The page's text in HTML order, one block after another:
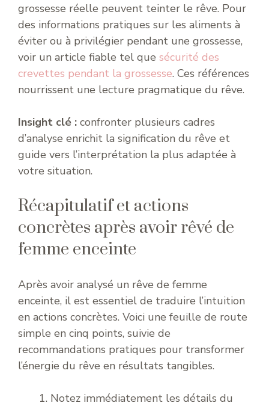
grossesse réelle peuvent teinter le rêve. Pour
des informations pratiques sur les aliments à
éviter ou à privilégier pendant une grossesse,
voir un article fiable tel que sécurité des
crevettes pendant la grossesse. Ces références
nourrissent une lecture pragmatique du rêve.
Insight clé : confronter plusieurs cadres
d’analyse enrichit la signification du rêve et
guide vers l’interprétation la plus adaptée à
votre situation.
Récapitulatif et actions
concrètes après avoir rêvé de
femme enceinte
Après avoir analysé un rêve de femme
enceinte, il est essentiel de traduire l’intuition
en actions concrètes. Voici une feuille de route
simple en cinq points, suivie de
recommandations pratiques pour transformer
l’énergie du rêve en résultats tangibles.
Notez immédiatement les détails du